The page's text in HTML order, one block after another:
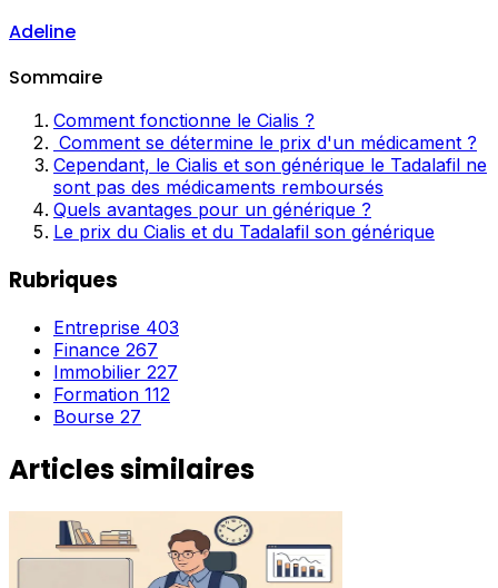
Adeline
Sommaire
Comment fonctionne le Cialis ?
Comment se détermine le prix d'un médicament ?
Cependant, le Cialis et son générique le Tadalafil ne
sont pas des médicaments remboursés
Quels avantages pour un générique ?
Le prix du Cialis et du Tadalafil son générique
Rubriques
Entreprise 403
Finance 267
Immobilier 227
Formation 112
Bourse 27
Articles similaires